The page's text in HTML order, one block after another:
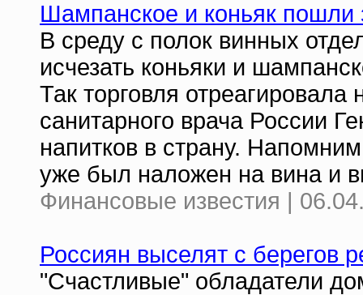
Шампанское и коньяк пошли
В среду с полок винных
исчезать коньяки и
Так торговля отреагировала
санитарного врача России
напитков в страну.
уже был наложен на вина и
Финансовые известия |
Россиян выселят с берегов
"Счастливые" обладатели